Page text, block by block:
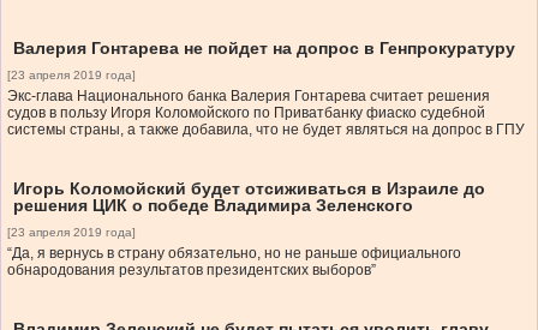
Валерия Гонтарева не пойдет на допрос в Генпрокуратуру
[23 апреля 2019 года]
Экс-глава Национального банка Валерия Гонтарева считает решения
судов в пользу Игоря Коломойского по Приватбанку фиаско судебной
системы страны, а также добавила, что не будет являться на допрос в ГПУ
Игорь Коломойский будет отсиживаться в Израиле до
решения ЦИК о победе Владимира Зеленского
[23 апреля 2019 года]
“Да, я вернусь в страну обязательно, но не раньше официального
обнародования результатов президентских выборов”